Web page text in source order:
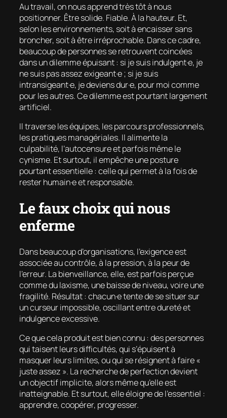
Au travail, on nous apprend très tôt à nous
positionner. Être solide. Fiable. À la hauteur. Et,
selon les environnements, soit à encaisser sans
broncher, soit à être irréprochable. Dans ce cadre,
beaucoup de personnes se retrouvent coincées
dans un dilemme épuisant : si je suis indulgent·e, je
ne suis pas assez exigeant·e ; si je suis
intransigeant·e, je deviens dur·e, pour moi comme
pour les autres. Ce dilemme est pourtant largement
artificiel.
Il traverse les équipes, les parcours professionnels,
les pratiques managériales. Il alimente la
culpabilité, l’autocensure et parfois même le
cynisme. Et surtout, il empêche une posture
pourtant essentielle : celle qui permet à la fois de
rester humain·e et responsable.
Le faux choix qui nous
enferme
Dans beaucoup d’organisations, l’exigence est
associée au contrôle, à la pression, à la peur de
l’erreur. La bienveillance, elle, est parfois perçue
comme du laxisme, une baisse de niveau, voire une
fragilité. Résultat : chacun·e tente de se situer sur
un curseur impossible, oscillant entre dureté et
indulgence excessive.
Ce que cela produit est bien connu : des personnes
qui taisent leurs difficultés, qui s’épuisent à
masquer leurs limites, ou qui se résignent à faire «
juste assez ». La recherche de perfection devient
un objectif implicite, alors même qu’elle est
inatteignable. Et surtout, elle éloigne de l’essentiel :
apprendre, coopérer, progresser.